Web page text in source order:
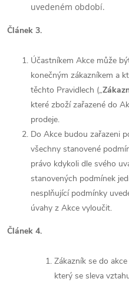
uvedeném období.
Článek 3.
Účastníkem Akce může
konečným zákazníkem a
těchto Pravidlech („
které zboží zařazené do
prodeje.
Do Akce budou zařazeni
všechny stanovené
právo kdykoli dle svého
stanovených podmínek
nesplňující podmínky
úvahy z Akce vyloučit.
Článek 4.
Zákazník se do
který se sleva